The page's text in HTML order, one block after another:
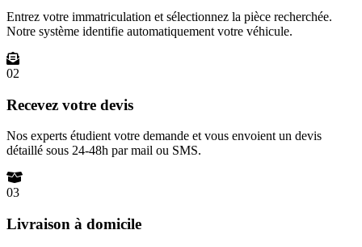
Entrez votre immatriculation et sélectionnez la pièce recherchée.
Notre système identifie automatiquement votre véhicule.
02
Recevez votre devis
Nos experts étudient votre demande et vous envoient un devis
détaillé sous 24-48h par mail ou SMS.
03
Livraison à domicile